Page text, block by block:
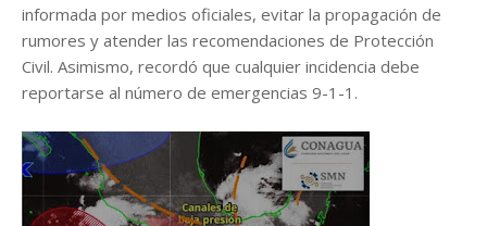
informada por medios oficiales, evitar la propagación de
rumores y atender las recomendaciones de Protección
Civil. Asimismo, recordó que cualquier incidencia debe
reportarse al número de emergencias 9-1-1.